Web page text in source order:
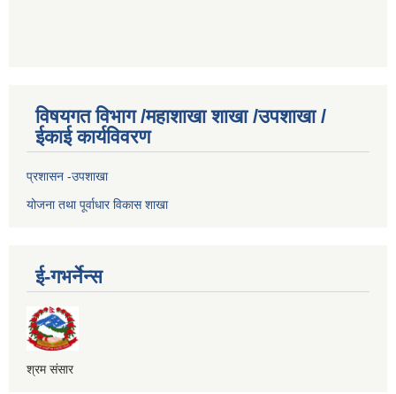
विषयगत विभाग /महाशाखा शाखा /उपशाखा /
ईकाई कार्यविवरण
प्रशासन -उपशाखा
योजना तथा पूर्वाधार विकास शाखा
ई-गभर्नेन्स
श्रम संसार